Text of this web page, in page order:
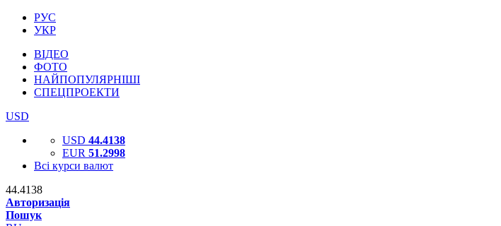
РУС
УКР
ВІДЕО
ФОТО
НАЙПОПУЛЯРНІШІ
СПЕЦПРОЕКТИ
USD
USD 44.4138
EUR 51.2998
Всі курси валют
44.4138
Авторизація
Пошук